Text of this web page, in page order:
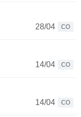
28/04
CO
14/04
CO
14/04
CO